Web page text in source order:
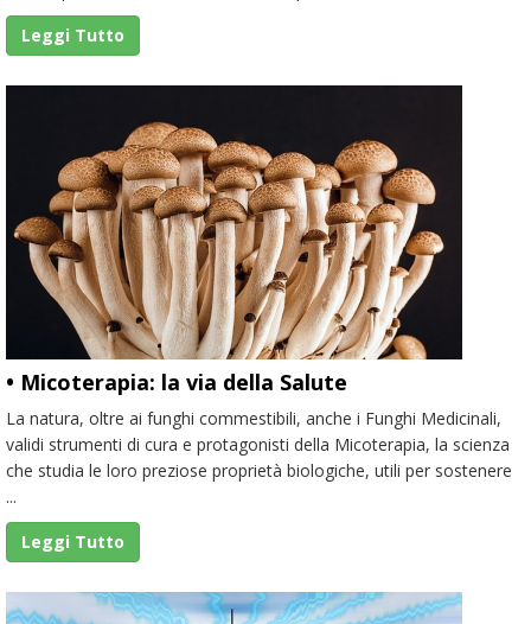
Leggi Tutto
• Micoterapia: la via della Salute
La natura, oltre ai funghi commestibili, anche i Funghi Medicinali,
validi strumenti di cura e protagonisti della Micoterapia, la scienza
che studia le loro preziose proprietà biologiche, utili per sostenere
...
Leggi Tutto